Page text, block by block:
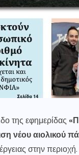
της εφημερίδας
νέου αιολικού
στην